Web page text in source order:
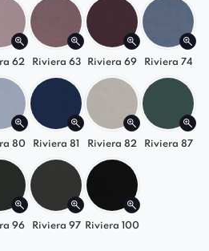
aranżacji
sprawdzi się zarówno w
loftowych, jak i
glamour. Uniwersalność
na łatwe dopasowanie do
się luksusowym
dnia!
62 Riviera 63 Riviera 69 Riviera 74
80 Riviera 81 Riviera 82 Riviera 87
96 Riviera 97 Riviera 100